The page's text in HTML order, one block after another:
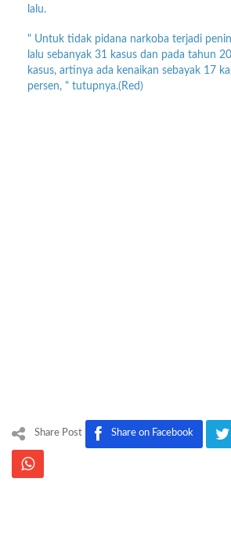
lalu.
" Untuk tidak pidana narkoba terjadi
lalu sebanyak 31 kasus dan pada tahun
kasus, artinya ada kenaikan sebayak 17
persen, " tutupnya.(Red)
Share Post Share on Facebook